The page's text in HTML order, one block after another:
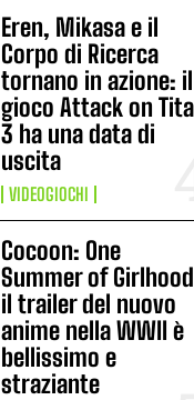
Eren, Mikasa e il
Corpo di Ricerca
tornano in azione: il
gioco Attack on
3 ha una data di
uscita
VIDEOGIOCHI
Cocoon: One
Summer of
il trailer del nuovo
anime nella WWII è
bellissimo e
straziante